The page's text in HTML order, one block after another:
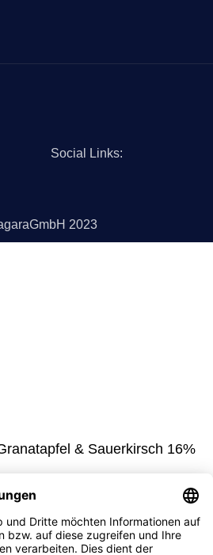
Social Links:
2023
& Sauerkirsch 16%